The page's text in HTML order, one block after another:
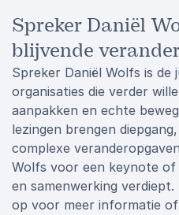
Spreker Daniël
blijvende
Spreker Daniël Wolfs is de
organisaties die verder
aanpakken en echte
lezingen brengen
complexe
Wolfs voor een keynote of
en samenwerking
op voor meer informatie